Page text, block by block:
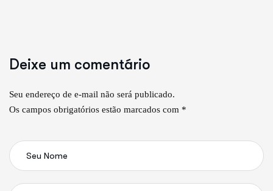
Deixe um comentário
Seu endereço de e-mail não será publicado.
Os campos obrigatórios estão marcados com *